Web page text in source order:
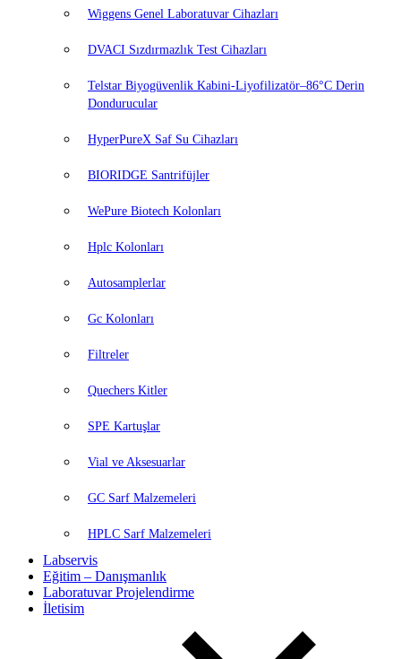
Wiggens Genel Laboratuvar Cihazları
DVACI Sızdırmazlık Test Cihazları
Telstar Biyogüvenlik Kabini-Liyofilizatör–86°C Derin
Dondurucular
HyperPureX Saf Su Cihazları
BIORIDGE Santrifüjler
WePure Biotech Kolonları
Hplc Kolonları
Autosamplerlar
Gc Kolonları
Filtreler
Quechers Kitler
SPE Kartuşlar
Vial ve Aksesuarlar
GC Sarf Malzemeleri
HPLC Sarf Malzemeleri
Labservis
Eğitim – Danışmanlık
Laboratuvar Projelendirme
İletisim